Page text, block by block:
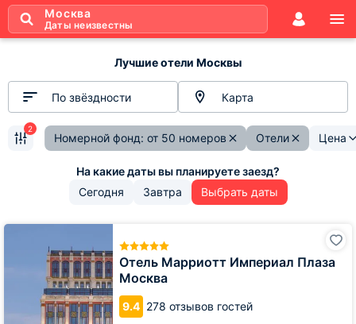
Москва
Даты неизвестны
Лучшие отели Москвы
По звёздности Карта
Номерной фонд: от 50 номеров Отели Цена
2
Сегодня Завтра Выбрать даты
Отель Марриотт Империал Плаза
Москва
9.4 278 отзывов гостей
Отель
Марриотт
Империал